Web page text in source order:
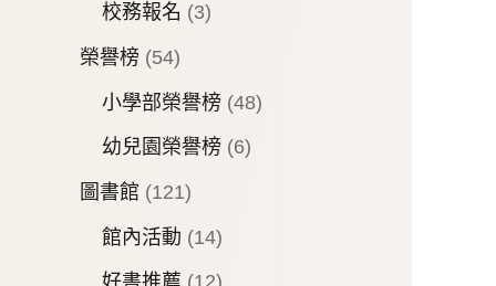
校務報名 (3)
榮譽榜 (54)
小學部榮譽榜 (48)
幼兒園榮譽榜 (6)
圖書館 (121)
館內活動 (14)